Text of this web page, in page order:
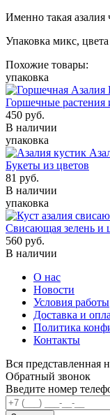
Именно такая азалия
Упаковка микс,
Похожие товары:
упаковка
Горшечные растения
450 руб.
В наличии
упаковка
Букеты из цветов
81 руб.
В наличии
упаковка
Свисающая зелень и
560 руб.
В наличии
О нас
Новости
Условия работы
Доставка и
Политика
Контакты
Вся представленная
Обратный звонок
Введите номер